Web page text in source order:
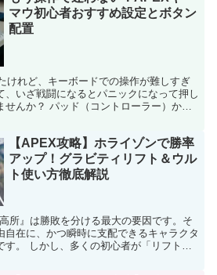
マウ初心者おすすめ設定とボタン
配置
けれど、キーボードでの操作が難しすぎ
いざ戦闘になるとパニックになって押し
んか？ パッド（コントローラー）から
【APEX攻略】ホライゾンで勝率
アップ！グラビティリフト＆ウル
ト使い方徹底解説
所』は勝敗を分ける最大の要因です。そ
自在に、かつ瞬時に支配できるキャラクタ
。 しかし、多くの初心者が「リフトで